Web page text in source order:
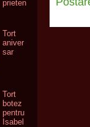
prieten
Tort
aniver
sar
Tort
botez
pentru
Isabel